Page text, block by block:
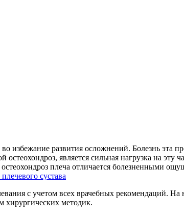
избежание развития осложнений. Болезнь эта
является сильная нагрузка на
плеча отличается болезненными
с учетом всех врачебных рекомендаций. На
хирургических методик.